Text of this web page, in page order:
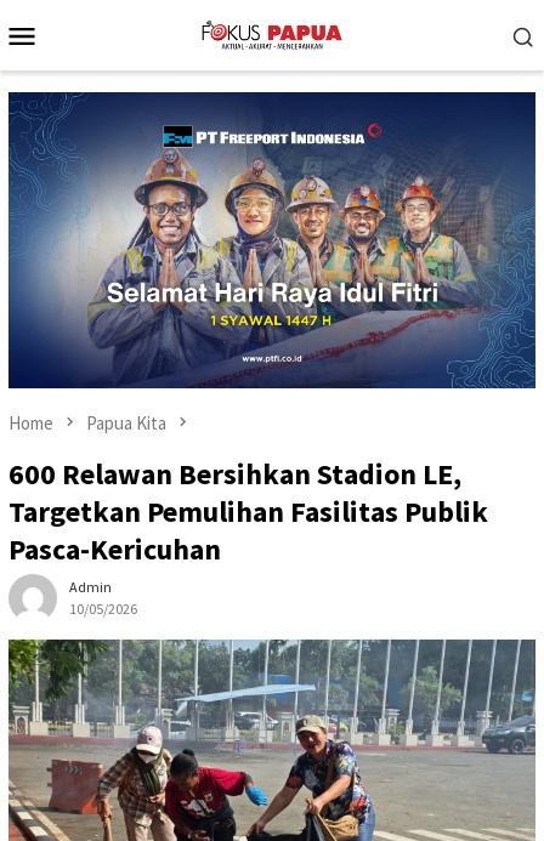
to
Menu
Home Papua Kita
600 Relawan Bersihkan Stadion LE,
Targetkan Pemulihan Fasilitas Publik
Pasca-Kericuhan
Admin
10/05/2026